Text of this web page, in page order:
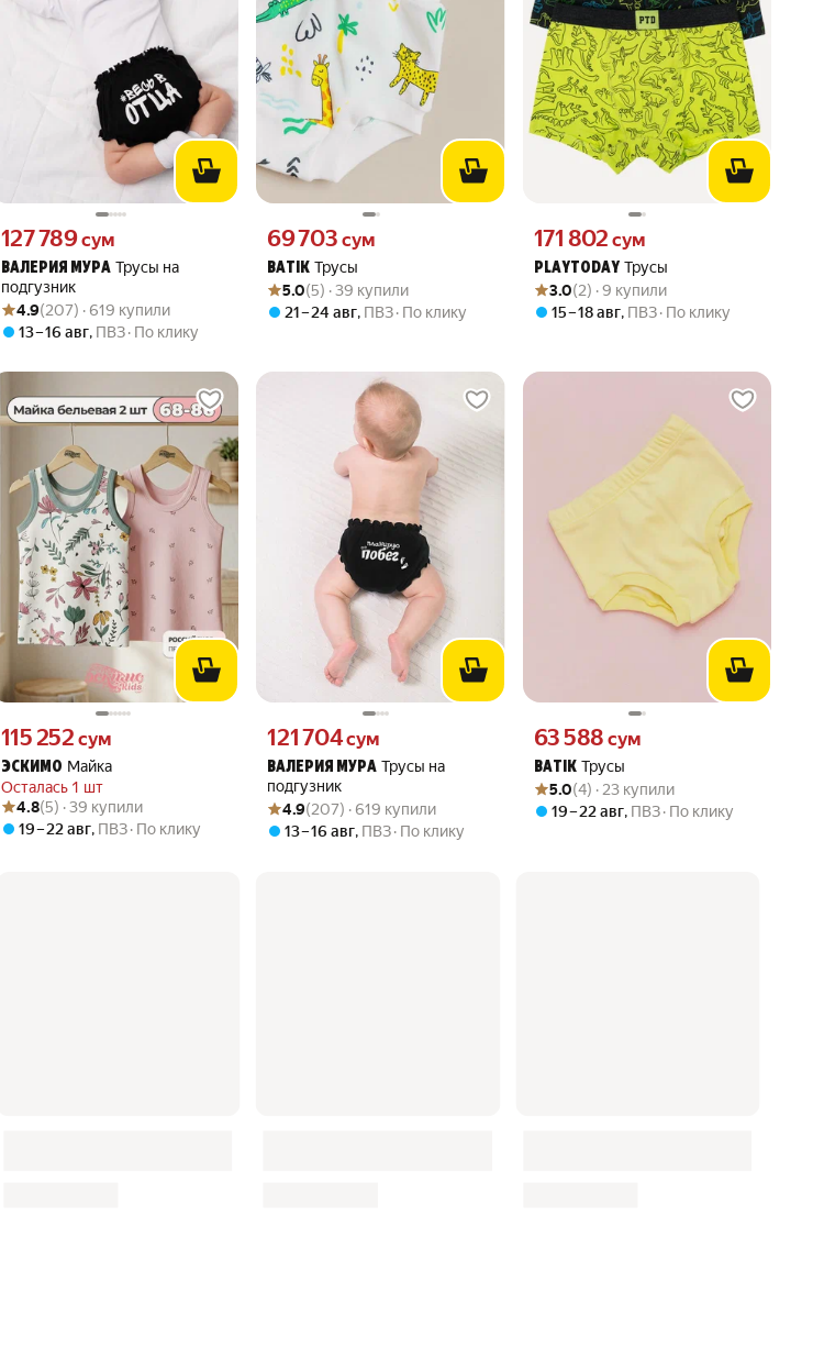
ВАЛЕРИЯ МУРА Трусы на
подгузник
Цена 127789 сум вместо
127 789сум
Рейтинг товара: 4.9 из 5
Оценок: (207) · 619 купили
4.9(207) · 619 купили
13 – 16 авг, ПВЗ По клику
BATIK Трусы
Цена 69703 сум вместо
69 703 сум
Рейтинг товара: 5.0 из 5
Оценок: (5) · 39 купили
5.0(5) · 39 купили
21 – 24 авг, ПВЗ По клику
PLAYTODAY Трусы
Цена 171802 сум вместо
171 802 сум
Рейтинг товара: 3.0 из 5
Оценок: (2) · 9 купили
3.0(2) · 9 купили
15 – 18 авг, ПВЗ По клику
ЭСКИМО Майка
Осталась 1 шт
Цена 115252 сум вместо
115 252 сум
Рейтинг товара: 4.8 из 5
Оценок: (5) · 39 купили
4.8(5) · 39 купили
19 – 22 авг, ПВЗ По клику
ВАЛЕРИЯ МУРА Трусы на
подгузник
Цена 121704 сум вместо
121 704сум
Рейтинг товара: 4.9 из 5
Оценок: (207) · 619 купили
4.9(207) · 619 купили
13 – 16 авг, ПВЗ По клику
BATIK Трусы
Цена 63588 сум вместо
63 588 сум
Рейтинг товара: 5.0 из 5
Оценок: (4) · 23 купили
5.0(4) · 23 купили
19 – 22 авг, ПВЗ По клику